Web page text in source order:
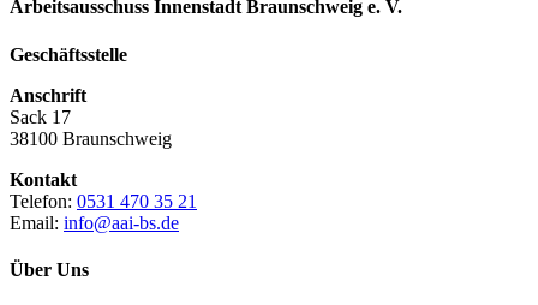
Arbeitsausschuss Innenstadt Braunschweig e. V.
Geschäftsstelle
Anschrift
Sack 17
38100 Braunschweig
Kontakt
Telefon: 0531 470 35 21
Email: info@aai-bs.de
Über Uns